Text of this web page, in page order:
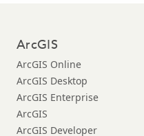
ArcGIS
ArcGIS Online
ArcGIS Desktop
ArcGIS Enterprise
ArcGIS
ArcGIS Developer